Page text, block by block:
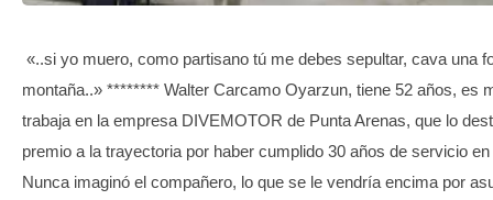
«..si yo muero, como partisano tú me debes sepultar, cava una
montaña..» ******** Walter Carcamo Oyarzun, tiene 52 años, es
trabaja en la empresa DIVEMOTOR de Punta Arenas, que lo
premio a la trayectoria por haber cumplido 30 años de servicio en
Nunca imaginó el compañero, lo que se le vendría encima por